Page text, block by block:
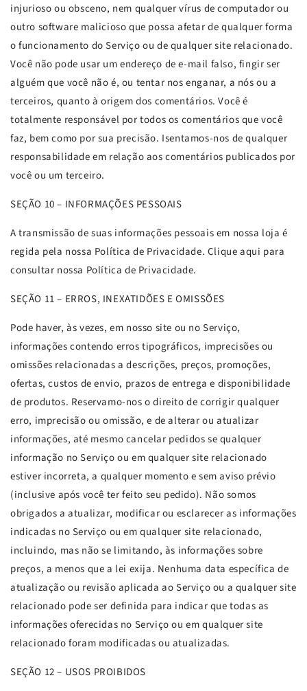
injurioso ou obsceno, nem qualquer vírus de computador ou
outro software malicioso que possa afetar de qualquer forma
o funcionamento do Serviço ou de qualquer site relacionado.
Você não pode usar um endereço de e-mail falso, fingir ser
alguém que você não é, ou tentar nos enganar, a nós ou a
terceiros, quanto à origem dos comentários. Você é
totalmente responsável por todos os comentários que você
faz, bem como por sua precisão. Isentamos-nos de qualquer
responsabilidade em relação aos comentários publicados por
você ou um terceiro.
SEÇÃO 10 – INFORMAÇÕES PESSOAIS
A transmissão de suas informações pessoais em nossa loja é
regida pela nossa Política de Privacidade. Clique aqui para
consultar nossa Política de Privacidade.
SEÇÃO 11 – ERROS, INEXATIDÕES E OMISSÕES
Pode haver, às vezes, em nosso site ou no Serviço,
informações contendo erros tipográficos, imprecisões ou
omissões relacionadas a descrições, preços, promoções,
ofertas, custos de envio, prazos de entrega e disponibilidade
de produtos. Reservamo-nos o direito de corrigir qualquer
erro, imprecisão ou omissão, e de alterar ou atualizar
informações, até mesmo cancelar pedidos se qualquer
informação no Serviço ou em qualquer site relacionado
estiver incorreta, a qualquer momento e sem aviso prévio
(inclusive após você ter feito seu pedido). Não somos
obrigados a atualizar, modificar ou esclarecer as informações
indicadas no Serviço ou em qualquer site relacionado,
incluindo, mas não se limitando, às informações sobre
preços, a menos que a lei exija. Nenhuma data específica de
atualização ou revisão aplicada ao Serviço ou a qualquer site
relacionado pode ser definida para indicar que todas as
informações oferecidas no Serviço ou em qualquer site
relacionado foram modificadas ou atualizadas.
SEÇÃO 12 – USOS PROIBIDOS